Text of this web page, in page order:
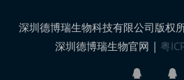
深圳德博瑞生物科技有限公司版
深圳德博瑞生物官网 | 粤